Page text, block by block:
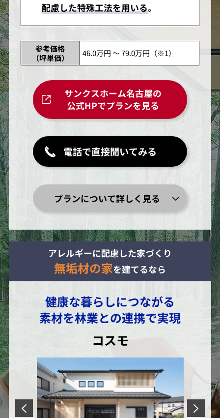
配慮した特殊工法を用いる。
参考価格
（坪単価）
46.0万円 ～ 79.0万円（※1）
サンクスホーム名古屋の
公式HPでプランを見る
電話で直接聞いてみる
プランについて詳しく見る
アレルギーに配慮した家づくり
無垢材の家を建てるなら
健康な暮らしにつながる
素材を林業との連携で実現
コスモ